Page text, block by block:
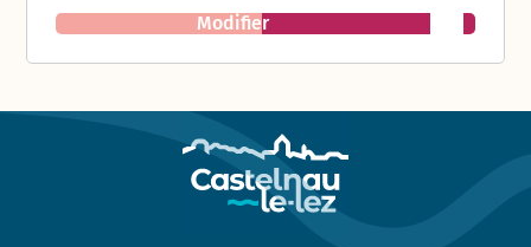
Modifier